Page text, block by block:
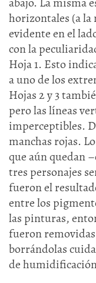
horizontales (a la
evidente en el
con la
Hoja 1. Esto
a uno de los
Hojas 2 y 3
pero las líneas
imperceptibles.
manchas rojas.
que aún quedan
tres personajes
fueron el
entre los
las pinturas,
fueron
borrándolas
de